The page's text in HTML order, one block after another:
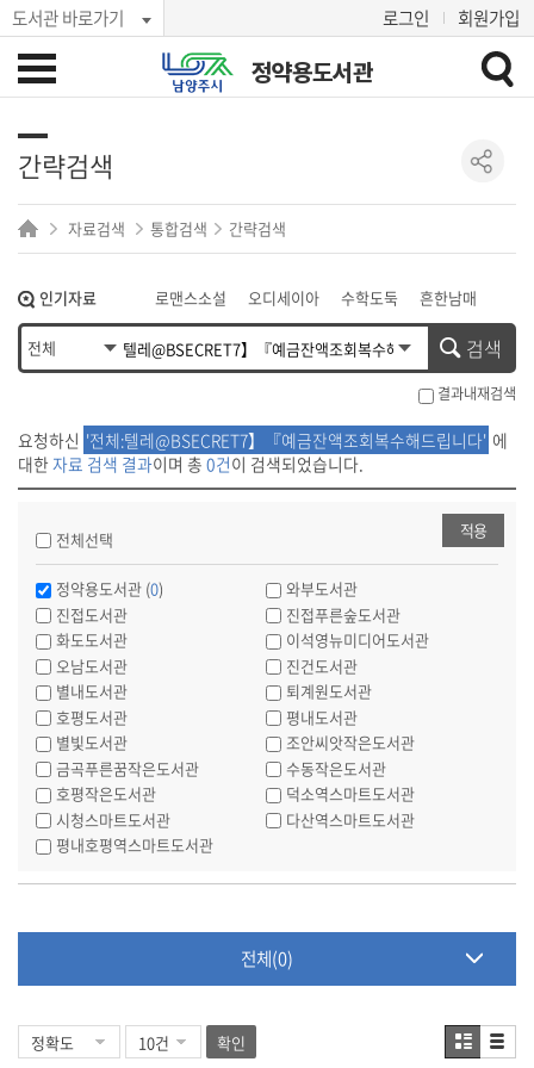
도서관 바로가기 로그인 회원가입
정약용도서관
간략검색
자료검색 통합검색 간략검색
인기자료 로맨스소설 오디세이아 수학도둑
흔한남매
히가시노 게이고
혼모노 아몬드
검색
결과내재검색
요청하신 '전체:텔레@BSECRET7】『예금잔액조회복수해드립니다' 에
대한 자료 검색 결과이며 총 0건이 검색되었습니다.
전체선택
정약용도서관 (0)
와부도서관
진접도서관
진접푸른숲도서관
화도도서관
이석영뉴미디어도서관
오남도서관
진건도서관
별내도서관
퇴계원도서관
호평도서관
평내도서관
별빛도서관
조안씨앗작은도서관
금곡푸른꿈작은도서관
수동작은도서관
호평작은도서관
덕소역스마트도서관
시청스마트도서관
다산역스마트도서관
평내호평역스마트도서관
적용
전체(0)
확인